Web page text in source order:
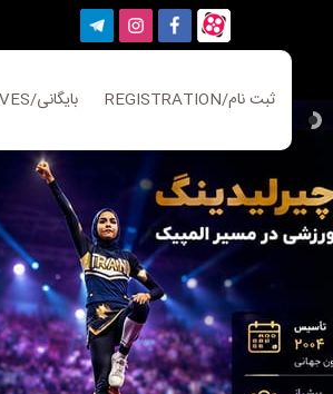
ARCHIVES/بایگانی REGISTRATION/ثبت نام